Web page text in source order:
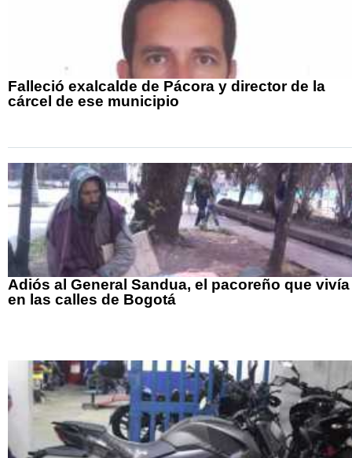
Falleció exalcalde de Pácora y director de la
cárcel de ese municipio
Adiós al General Sandua, el pacoreño que vivía
en las calles de Bogotá